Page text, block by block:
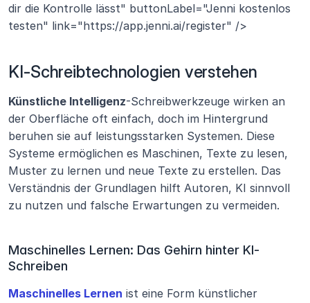
dir die Kontrolle lässt" buttonLabel="Jenni kostenlos
testen" link="https://app.jenni.ai/register" />
KI-Schreibtechnologien verstehen
Künstliche Intelligenz-Schreibwerkzeuge wirken an
der Oberfläche oft einfach, doch im Hintergrund
beruhen sie auf leistungsstarken Systemen. Diese
Systeme ermöglichen es Maschinen, Texte zu lesen,
Muster zu lernen und neue Texte zu erstellen. Das
Verständnis der Grundlagen hilft Autoren, KI sinnvoll
zu nutzen und falsche Erwartungen zu vermeiden.
Maschinelles Lernen: Das Gehirn hinter KI-
Schreiben
Maschinelles Lernen ist eine Form künstlicher